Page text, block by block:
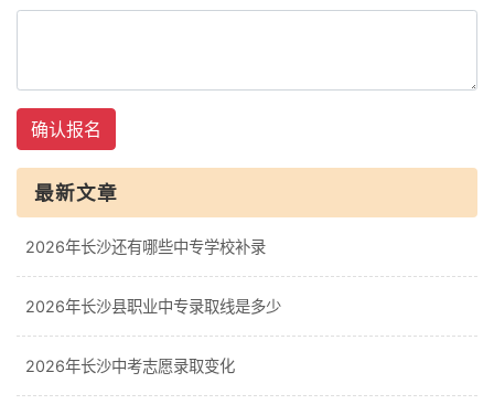
确认报名
最新文章
2026年长沙还有哪些中专学校补录
2026年长沙县职业中专录取线是多少
2026年长沙中考志愿录取变化